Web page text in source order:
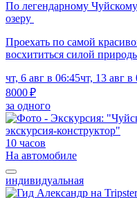
По легендарному
озеру
Проехать по самой
восхититься силой
чт, 6 авг в 06:45чт, 13 авг в
8000 ₽
за одного
10 часов
На автомобиле
индивидуальная